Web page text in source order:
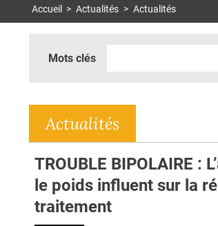
Accueil > Actualités > Actualités
Mots clés
Actualités
TROUBLE BIPOLAIRE :
le poids influent sur la
traitement